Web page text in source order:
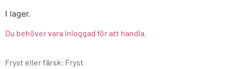
I lager.
Du behöver vara inloggad för att handla.
Fryst eller färsk: Fryst